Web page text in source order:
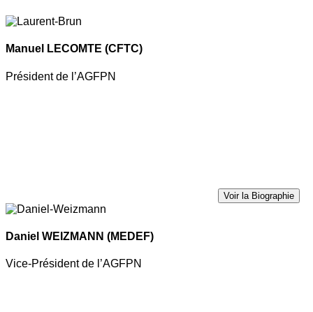
Manuel LECOMTE (CFTC)
Président de l’AGFPN
Voir la Biographie
Daniel WEIZMANN (MEDEF)
Vice-Président de l’AGFPN